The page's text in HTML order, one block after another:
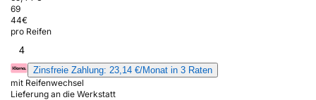
69
44€
pro Reifen
4
Zinsfreie Zahlung: 23,14 €/Monat in 3 Raten
mit Reifenwechsel
Lieferung an die Werkstatt